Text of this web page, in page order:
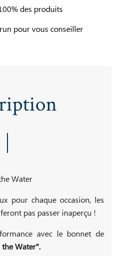
des produits
pour vous conseiller
Water
pour chaque occasion, les
pas passer inaperçu !
avec le bonnet de
Water".